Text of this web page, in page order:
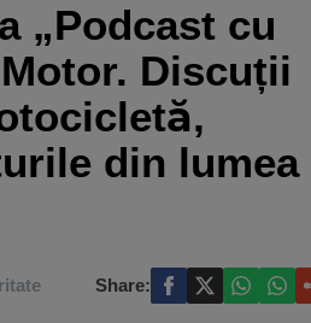
„Podcast cu
Discuții
din lumea
Share: